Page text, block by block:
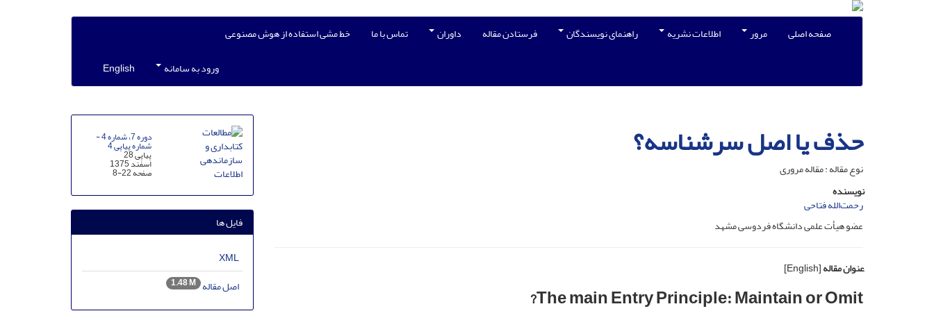
صفحه اصلی مرور اطلاعات نشریه راهنمای نویسندگان فرستادن مقاله داوران تماس با ما
خط مشی استفاده از هوش مصنوعی
ورود به سامانه
English
حذف یا اصل سرشناسه؟
نوع مقاله : مقاله مروری
نویسنده
رحمت‌الله فتاحی
عضو هیأت علمی دانشگاه فردوسی مشهد
عنوان مقاله[English]
The main Entry Principle: Maintain or Omit?
دوره 7، شماره 4 -
شماره پیاپی 4
پیاپی 28
اسفند 1375
صفحه8-22
فایل ها
XML
اصل مقاله 1.48 M